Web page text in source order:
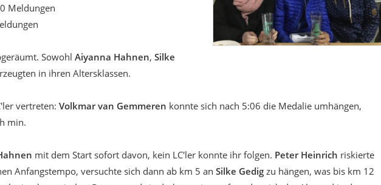
Meldungen
Sowohl Aiyanna Hahnen, Silke
in ihren Altersklassen.
vertreten: Volkmar van Gemmeren konnte sich nach 5:06 die Medalie umhängen,
min.
mit dem Start sofort davon, kein LC'ler konnte ihr folgen. Peter Heinrich riskierte
Anfangstempo, versuchte sich dann ab km 5 an Silke Gedig zu hängen, was bis km 12